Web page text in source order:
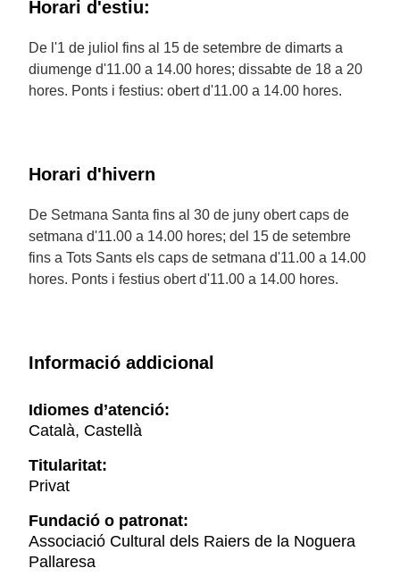
Horari d'estiu:
De l'1 de juliol fins al 15 de setembre de dimarts a
diumenge d'11.00 a 14.00 hores; dissabte de 18 a 20
hores. Ponts i festius: obert d'11.00 a 14.00 hores.
Horari d'hivern
De Setmana Santa fins al 30 de juny obert caps de
setmana d'11.00 a 14.00 hores; del 15 de setembre
fins a Tots Sants els caps de setmana d'11.00 a 14.00
hores. Ponts i festius obert d'11.00 a 14.00 hores.
Informació addicional
Idiomes d’atenció:
Català, Castellà
Titularitat:
Privat
Fundació o patronat:
Associació Cultural dels Raiers de la Noguera
Pallaresa